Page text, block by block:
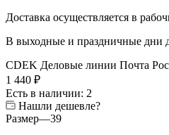
Доставка осуществляется в
В выходные и праздничные дни
CDEK Деловые линии Почта
1 440 ₽
Есть в наличии: 2
Нашли дешевле?
Размер—39